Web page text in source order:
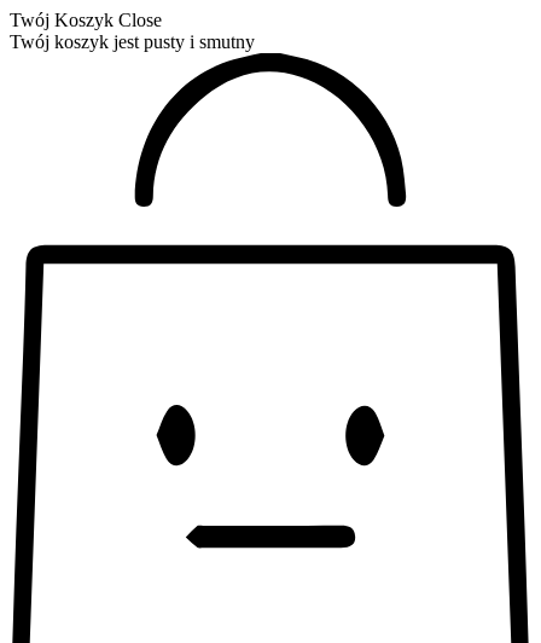
Twój Koszyk Close
Twój koszyk jest pusty i smutny